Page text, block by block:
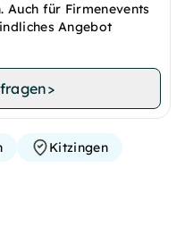
für Firmenevents
Angebot
>
Kitzingen